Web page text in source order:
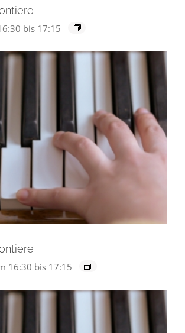
bis 17:15
16:30 bis 17:15